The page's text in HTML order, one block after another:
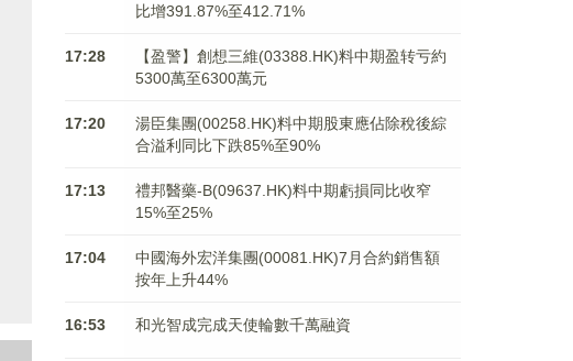
比增391.87%至412.71%
17:28
【盈警】創想三維(03388.HK)料中期盈转亏約
5300萬至6300萬元
17:20
湯臣集團(00258.HK)料中期股東應佔除稅後綜
合溢利同比下跌85%至90%
17:13
禮邦醫藥-B(09637.HK)料中期虧損同比收窄
15%至25%
17:04
中國海外宏洋集團(00081.HK)7月合約銷售額
按年上升44%
16:53 和光智成完成天使輪數千萬融資